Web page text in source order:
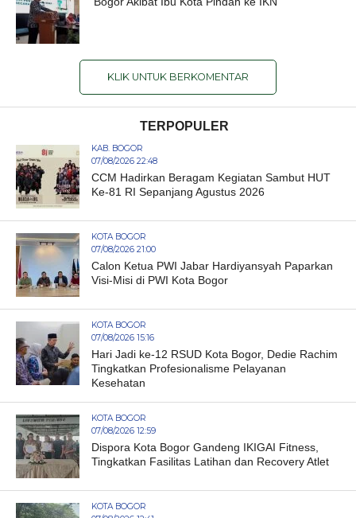
KLIK UNTUK BERKOMENTAR
TERPOPULER
KAB. BOGOR
07/08/2026 22:48
CCM Hadirkan Beragam Kegiatan Sambut HUT
Ke-81 RI Sepanjang Agustus 2026
KOTA BOGOR
07/08/2026 21:00
Calon Ketua PWI Jabar Hardiyansyah Paparkan
Visi-Misi di PWI Kota Bogor
KOTA BOGOR
07/08/2026 15:16
Hari Jadi ke-12 RSUD Kota Bogor, Dedie Rachim
Tingkatkan Profesionalisme Pelayanan
Kesehatan
KOTA BOGOR
07/08/2026 12:59
Dispora Kota Bogor Gandeng IKIGAI Fitness,
Tingkatkan Fasilitas Latihan dan Recovery Atlet
KOTA BOGOR